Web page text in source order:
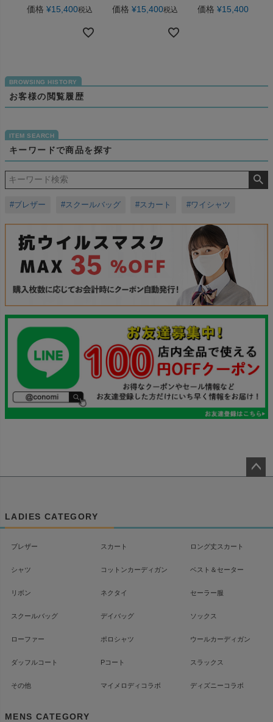
価格 ¥15,400税込
価格 ¥15,400税込
価格 ¥15,400
お客様の閲覧履歴
キーワードで商品を探す
#ブレザー #スクールバッグ #スカート #ワイシャツ
LADIES CATEGORY
ブレザー スカート ロング丈スカート
シャツ コットンカーディガン ベスト＆セーター
リボン ネクタイ セーラー服
スクールバッグ デイバッグ ソックス
ローファー ポロシャツ ウールカーディガン
ダッフルコート Pコート スラックス
その他 マイメロディコラボ ディズニーコラボ
MENS CATEGORY